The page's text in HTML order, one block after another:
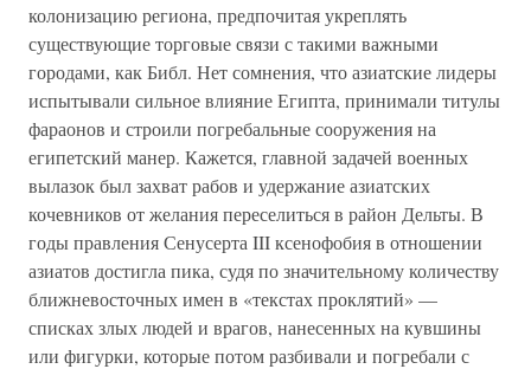
колонизацию региона, предпочитая укреплять
существующие торговые связи с такими важными
городами, как Библ. Нет сомнения, что азиатские лидеры
испытывали сильное влияние Египта, принимали титулы
фараонов и строили погребальные сооружения на
египетский манер. Кажется, главной задачей военных
вылазок был захват рабов и удержание азиатских
кочевников от желания переселиться в район Дельты. В
годы правления Сенусерта III ксенофобия в отношении
азиатов достигла пика, судя по значительному количеству
ближневосточных имен в «текстах проклятий» —
списках злых людей и врагов, нанесенных на кувшины
или фигурки, которые потом разбивали и погребали с